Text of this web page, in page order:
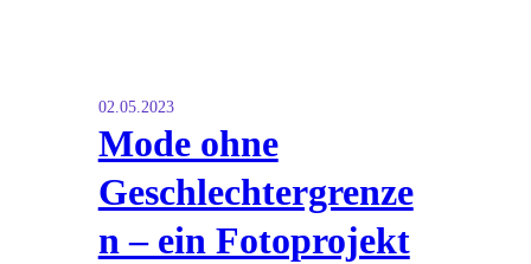
02.05.2023
Mode ohne
Geschlechtergrenze
n – ein Fotoprojekt